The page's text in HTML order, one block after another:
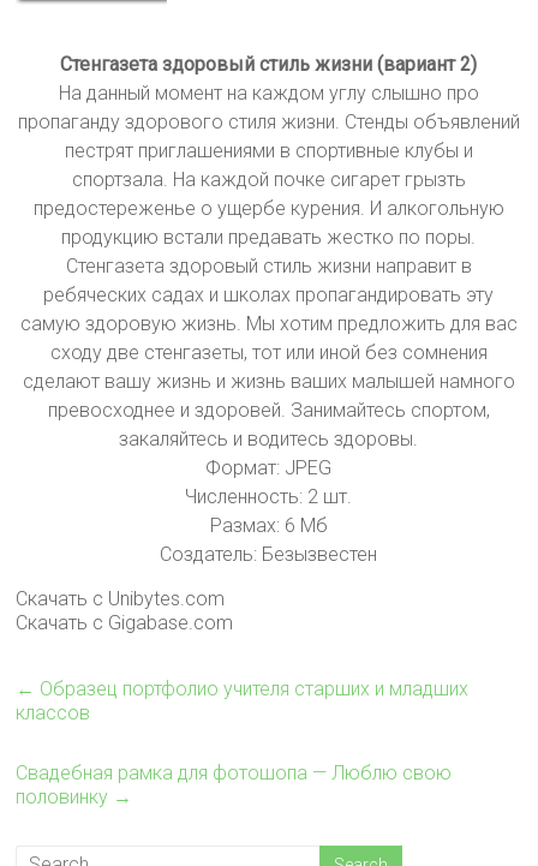
Стенгазета здоровый стиль жизни (вариант 2)
На данный момент на каждом углу слышно про
пропаганду здорового стиля жизни. Стенды объявлений
пестрят приглашениями в спортивные клубы и
спортзала. На каждой почке сигарет грызть
предостереженье о ущербе курения. И алкогольную
продукцию встали предавать жестко по поры.
Стенгазета здоровый стиль жизни направит в
ребяческих садах и школах пропагандировать эту
самую здоровую жизнь. Мы хотим предложить для вас
сходу две стенгазеты, тот или иной без сомнения
сделают вашу жизнь и жизнь ваших малышей намного
превосходнее и здоровей. Занимайтесь спортом,
закаляйтесь и водитесь здоровы.
Формат: JPEG
Численность: 2 шт.
Размах: 6 Мб
Создатель: Безызвестен
Скачать с Unibytes.com
Скачать с Gigabase.com
← Образец портфолио учителя старших и младших
классов
Свадебная рамка для фотошопа — Люблю свою
половинку →